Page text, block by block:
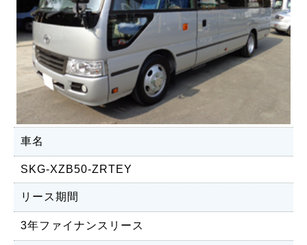
車名
SKG-XZB50-ZRTEY
リース期間
3年ファイナンスリース